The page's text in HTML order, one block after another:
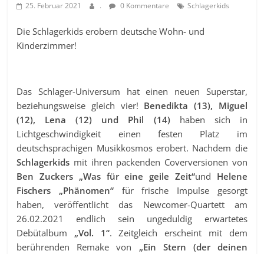
25. Februar 2021 . 0 Kommentare Schlagerkids
Die Schlagerkids erobern deutsche Wohn- und
Kinderzimmer!
Das Schlager-Universum hat einen neuen Superstar,
beziehungsweise gleich vier! Benedikta (13), Miguel
(12), Lena (12) und Phil (14) haben sich in
Lichtgeschwindigkeit einen festen Platz im
deutschsprachigen Musikkosmos erobert. Nachdem die
Schlagerkids mit ihren packenden Coverversionen von
Ben Zuckers „Was für eine geile Zeit“und Helene
Fischers „Phänomen“ für frische Impulse gesorgt
haben, veröffentlicht das Newcomer-Quartett am
26.02.2021 endlich sein ungeduldig erwartetes
Debütalbum „Vol. 1“. Zeitgleich erscheint mit dem
berührenden Remake von „Ein Stern (der deinen